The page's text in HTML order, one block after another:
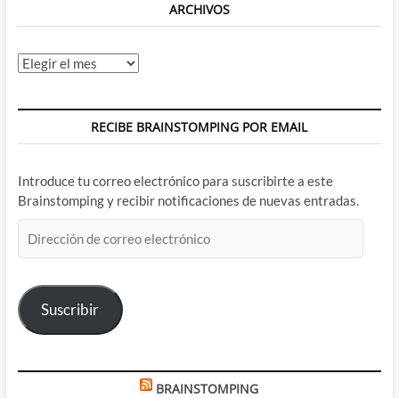
ARCHIVOS
Archivos
RECIBE BRAINSTOMPING POR EMAIL
Introduce tu correo electrónico para suscribirte a este
Brainstomping y recibir notificaciones de nuevas entradas.
de
electrónico
Suscribir
BRAINSTOMPING